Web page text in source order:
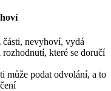
nevyhoví, vydá
které se doručí
může podat odvolání, a to